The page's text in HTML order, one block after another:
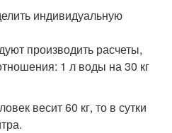
индивидуальную
производить расчеты,
1 л воды на 30 кг
весит 60 кг, то в сутки